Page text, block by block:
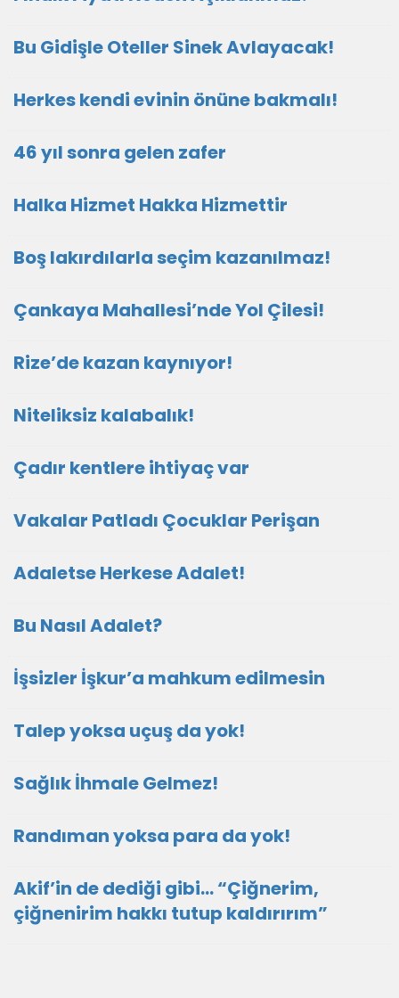
Bu Gidişle Oteller Sinek Avlayacak!
Herkes kendi evinin önüne bakmalı!
46 yıl sonra gelen zafer
Halka Hizmet Hakka Hizmettir
Boş lakırdılarla seçim kazanılmaz!
Çankaya Mahallesi’nde Yol Çilesi!
Rize’de kazan kaynıyor!
Niteliksiz kalabalık!
Çadır kentlere ihtiyaç var
Vakalar Patladı Çocuklar Perişan
Adaletse Herkese Adalet!
Bu Nasıl Adalet?
İşsizler İşkur’a mahkum edilmesin
Talep yoksa uçuş da yok!
Sağlık İhmale Gelmez!
Randıman yoksa para da yok!
Akif’in de dediği gibi… “Çiğnerim,
çiğnenirim hakkı tutup kaldırırım”